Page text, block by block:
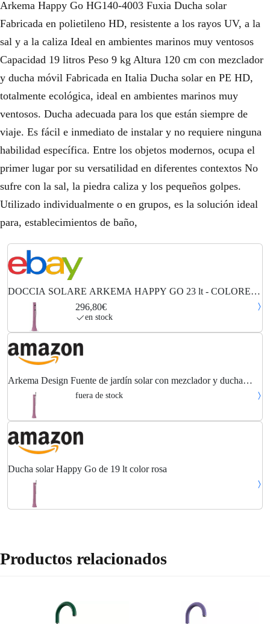
Arkema Happy Go HG140-4003 Fuxia Ducha solar
Fabricada en polietileno HD, resistente a los rayos UV, a la
sal y a la caliza Ideal en ambientes marinos muy ventosos
Capacidad 19 litros Peso 9 kg Altura 120 cm con mezclador
y ducha móvil Fabricada en Italia Ducha solar en PE HD,
totalmente ecológica, ideal en ambientes marinos muy
ventosos. Ducha adecuada para los que están siempre de
viaje. Es fácil e inmediato de instalar y no requiere ninguna
habilidad específica. Entre los objetos modernos, ocupa el
primer lugar por su versatilidad en diferentes contextos No
sufre con la sal, la piedra caliza y los pequeños golpes.
Utilizado individualmente o en grupos, es la solución ideal
para, establecimientos de baño,
DOCCIA SOLARE ARKEMA HAPPY GO 23 lt - COLORE
FUCSIA MINIMO INGOMBRO
296,80€
en stock
Arkema Design Fuente de jardín solar con mezclador y ducha
movil; fuente en Resina Happy Go HG140/4003 Fucsia
fuera de stock
Ducha solar Happy Go de 19 lt color rosa
Productos relacionados